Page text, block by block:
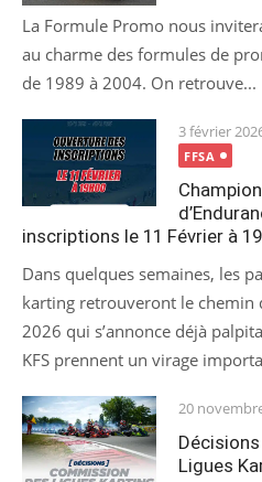
La Formule Promo nous
au charme des formules de
de 1989 à 2004. On retrouve...
Posted
on
3 février
FFSA
inscriptions le 11 Février à
Dans quelques semaines, les
karting retrouveront le chemin
2026 qui s’annonce déjà
KFS prennent un virage
Posted
on
20
Ligues